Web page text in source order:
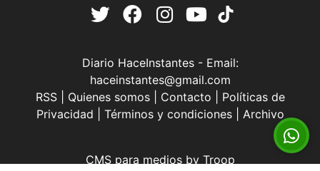
Diario HaceInstantes - Email:
haceinstantes@gmail.com
RSS| Quienes somos| Contacto
Políticas de
Privacidad
Términos y condiciones| Archivo
CMS para mediosby Troop